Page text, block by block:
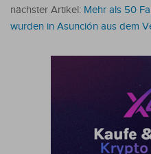
nächster Artikel: Mehr als 50
wurden in Asunción aus dem